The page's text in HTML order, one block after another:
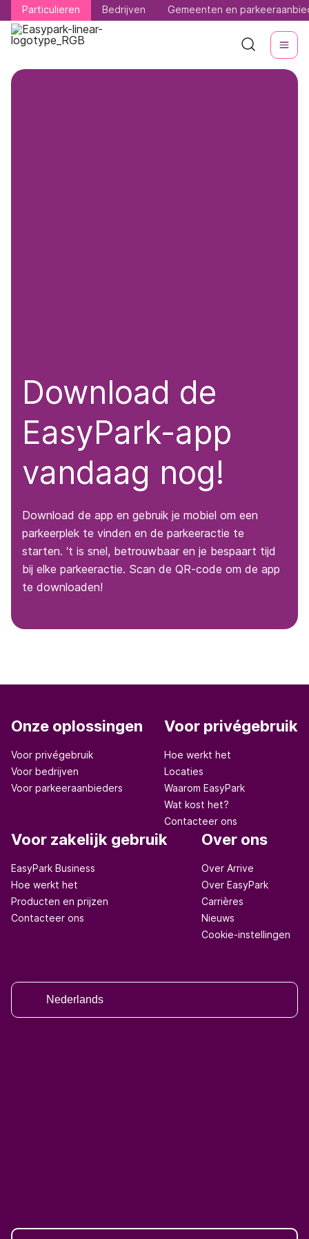
Particulieren Bedrijven Gemeenten en
Particulieren Bedrijven Gemeenten en
Download de
EasyPark-app
vandaag nog!
Download de app en gebruik je mobiel om een
parkeerplek te vinden en de parkeeractie te
starten. ‘t is snel, betrouwbaar en je bespaart tijd
bij elke parkeeractie. Scan de QR-code om de app
te downloaden!
Onze oplossingen
Voor privégebruik
Voor bedrijven
Voor parkeeraanbieders
Voor privégebruik
Hoe werkt het
Locaties
Waarom EasyPark
Wat kost het?
Contacteer ons
Voor zakelijk gebruik
EasyPark Business
Hoe werkt het
Producten en prijzen
Contacteer ons
Over ons
Over Arrive
Over EasyPark
Carrières
Nieuws
Cookie-instellingen
Nederlands